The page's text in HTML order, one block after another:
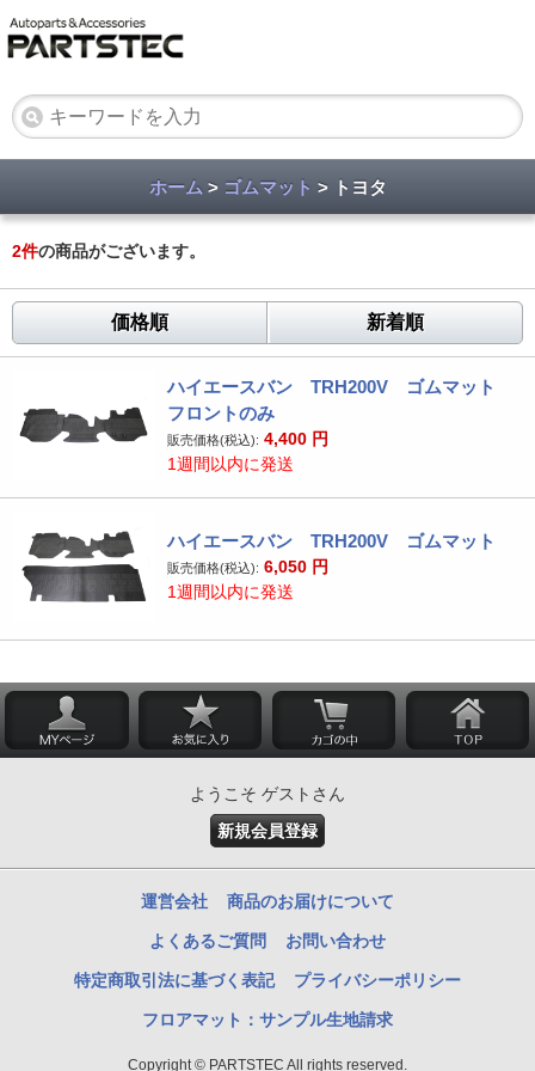
ホーム > ゴムマット > トヨタ
2件の商品がございます。
価格順 新着順
ハイエースバン TRH200V ゴムマット
フロントのみ
販売価格(税込): 4,400 円
1週間以内に発送
ハイエースバン TRH200V ゴムマット
販売価格(税込): 6,050 円
1週間以内に発送
ようこそ ゲストさん
新規会員登録
運営会社 商品のお届けについて
よくあるご質問 お問い合わせ
特定商取引法に基づく表記 プライバシーポリシー
フロアマット：サンプル生地請求
Copyright © PARTSTEC All rights reserved.